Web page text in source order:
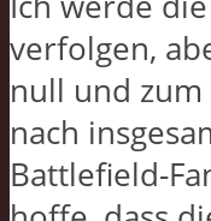
verfolgen,
null und zum
nach
Battlefield-